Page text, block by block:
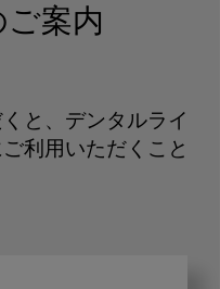
案内
と、デンタルライ
利用いただくこと